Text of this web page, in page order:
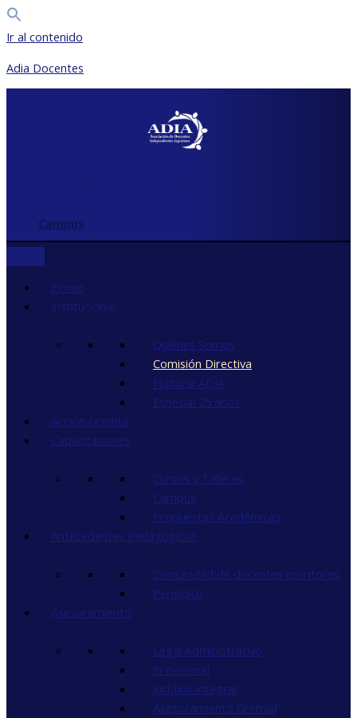
Ir al contenido
Adia Docentes
Campus
Home
Institucional
Quiénes Somos
Comisión Directiva
Historia ADIA
Especial 25 años
Acción Gremial
Capacitaciones
Cursos y Talleres
Campus
Propuestas Académicas
Antecedentes Pedagógicos
Comunidad de docentes escritores
Periódico
Asesoramiento
Legal Administrativo
Previsional
Jurídico Integral
Asesoramiento Gremial